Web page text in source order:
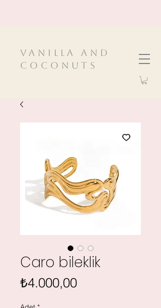
VanIlla and
Coconuts
Caro bileklik
₺4.000,00Fiyat